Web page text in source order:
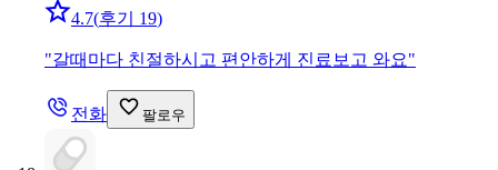
4.7(후기 19)
"갈때마다 친절하시고 편안하게 진료보고 와요"
전화 팔로우